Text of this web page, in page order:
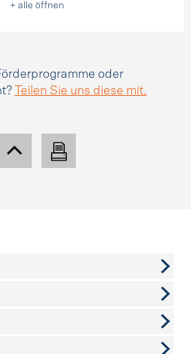
+ alle öffnen
oder
Teilen Sie uns diese mit.